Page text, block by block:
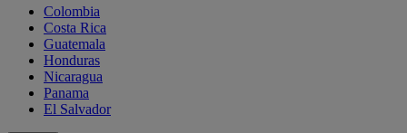
Colombia
Costa Rica
Guatemala
Honduras
Nicaragua
Panama
El Salvador